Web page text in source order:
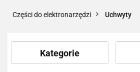
Części do elektronarzędzi Uchwyty
Kategorie